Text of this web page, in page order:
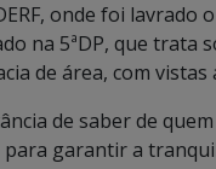
onde foi
na 5ªDP, que trata
de área, com
de saber de
garantir a